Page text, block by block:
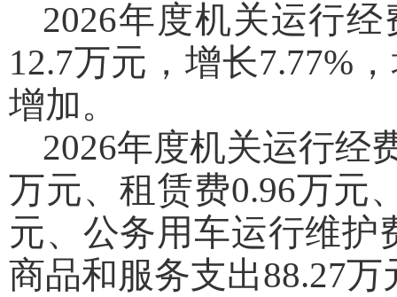
2026年度机关运行
12.7万元，增长7.77%
增加。
2026年度机关运行经
万元、租赁费0.96万元
元、公务用车运行维护
商品和服务支出88.27万